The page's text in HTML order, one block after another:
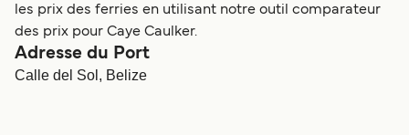
les prix des ferries en utilisant notre outil comparateur
des prix pour Caye Caulker.
Adresse du Port
Calle del Sol, Belize